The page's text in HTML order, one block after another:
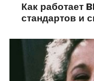
Как работает
стандартов и